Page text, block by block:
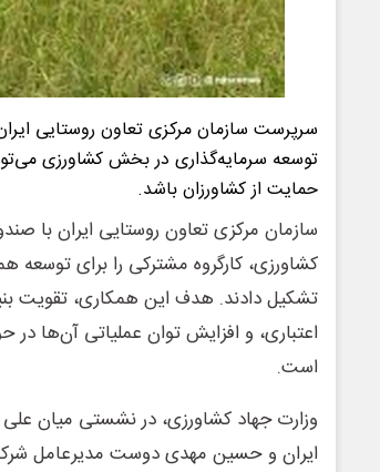
سرپرست سازمان مرکزی تعاون روستایی
توسعه سرمایه‌گذاری در بخش کشاورزی
حمایت از کشاورزان باشد.
سازمان مرکزی تعاون روستایی ایران با
کشاورزی، کارگروه مشترکی را برای
تشکیل دادند. هدف این همکاری، تقویت
اعتباری، و افزایش توان عملیاتی آن‌ها
است.
وزارت جهاد کشاورزی، در نشستی میان
ایران و حسین مهدی دوست مدیرعامل